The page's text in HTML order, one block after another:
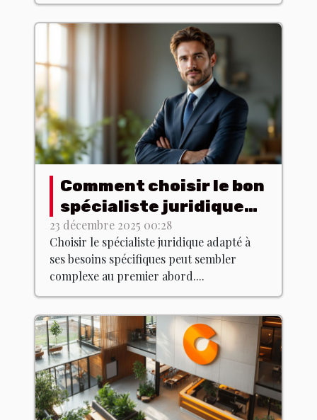
Comment choisir le bon
spécialiste juridique
pour vos besoins ?
23 décembre 2025 00:28
Choisir le spécialiste juridique adapté à
ses besoins spécifiques peut sembler
complexe au premier abord....